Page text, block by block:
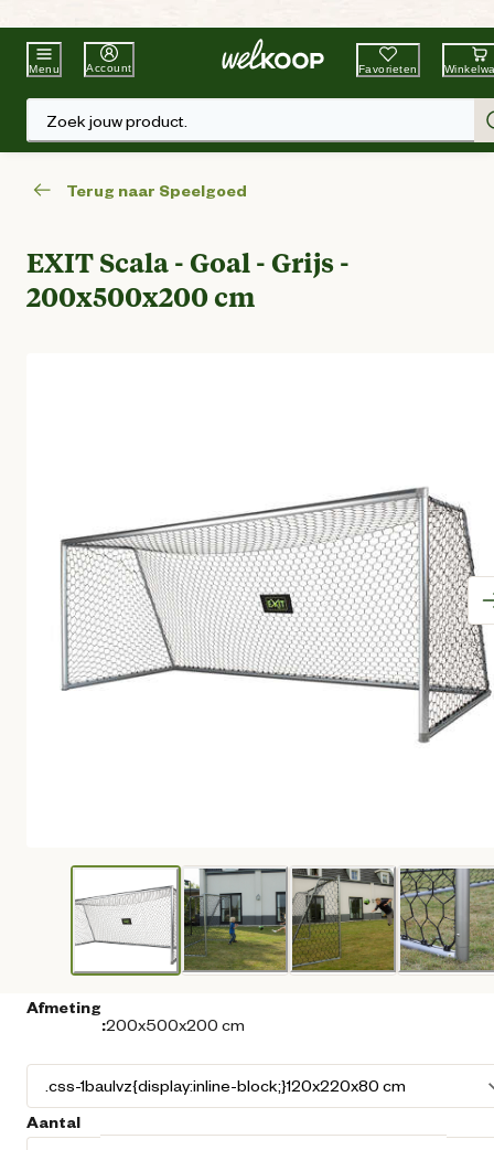
Beste WinkelketenTuin & Dier
Menu Account Favorieten
Zoek jouw product.
Terug naar Speelgoed
EXIT Scala - Goal - Grijs -
200x500x200 cm
Afmeting
:200x500x200 cm
Aantal